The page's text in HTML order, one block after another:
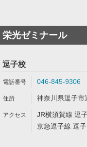
栄光ゼミナール
逗子校
046-845-9306
神奈川県逗子
JR横須賀線 逗
京急逗子線 逗